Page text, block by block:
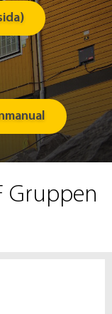
Gruppen